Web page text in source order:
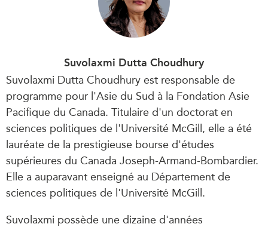
Suvolaxmi Dutta Choudhury
Suvolaxmi Dutta Choudhury est responsable de
programme pour l'Asie du Sud à la Fondation Asie
Pacifique du Canada. Titulaire d'un doctorat en
sciences politiques de l'Université McGill, elle a été
lauréate de la prestigieuse bourse d'études
supérieures du Canada Joseph-Armand-Bombardier.
Elle a auparavant enseigné au Département de
sciences politiques de l'Université McGill.
Suvolaxmi possède une dizaine d'années